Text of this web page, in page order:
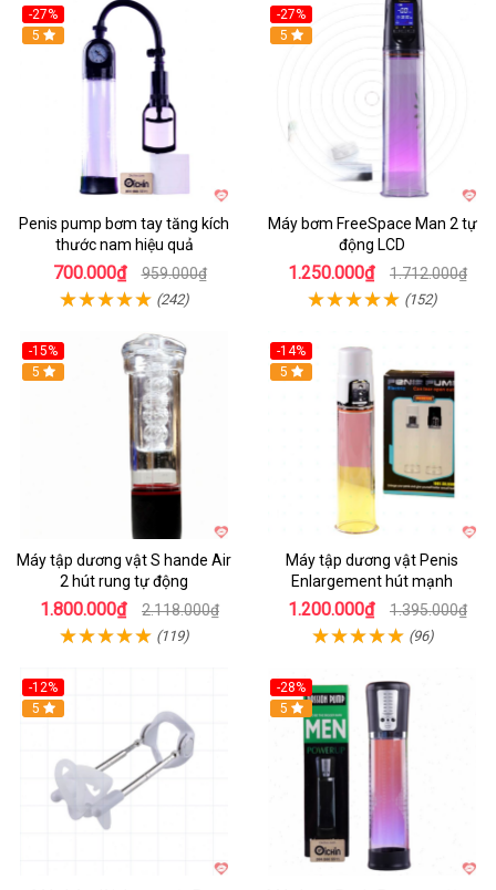
-27%
Hot
5
Penis pump bơm tay tăng kích
thước nam hiệu quả
700.000₫ 959.000₫
(242)
-27%
Hot
5
Máy bơm FreeSpace Man 2 tự
động LCD
1.250.000₫ 1.712.000₫
(152)
-15%
Hot
5
Máy tập dương vật S hande Air
2 hút rung tự động
1.800.000₫ 2.118.000₫
(119)
-14%
Hot
5
Máy tập dương vật Penis
Enlargement hút mạnh
1.200.000₫ 1.395.000₫
(96)
-12%
Hot
5
-28%
Hot
5